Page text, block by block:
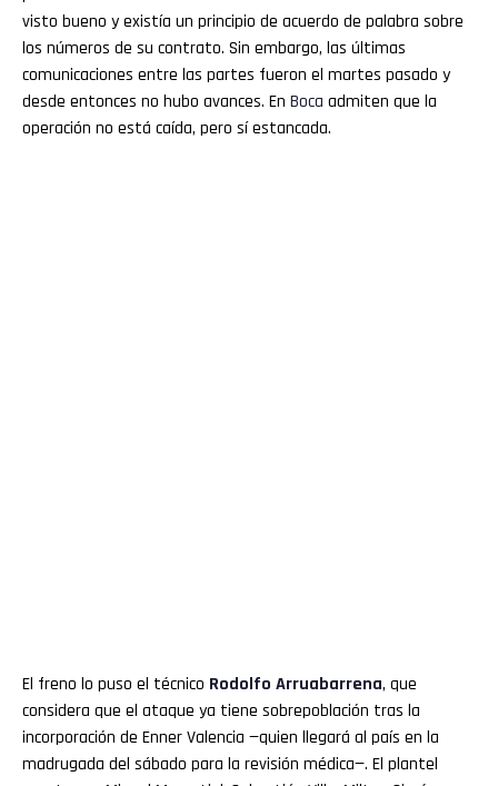
visto bueno y existía un principio de acuerdo de palabra sobre
los números de su contrato. Sin embargo, las últimas
comunicaciones entre las partes fueron el martes pasado y
desde entonces no hubo avances. En Boca admiten que la
operación no está caída, pero sí estancada.
El freno lo puso el técnico Rodolfo Arruabarrena, que
considera que el ataque ya tiene sobrepoblación tras la
incorporación de Enner Valencia —quien llegará al país en la
madrugada del sábado para la revisión médica—. El plantel